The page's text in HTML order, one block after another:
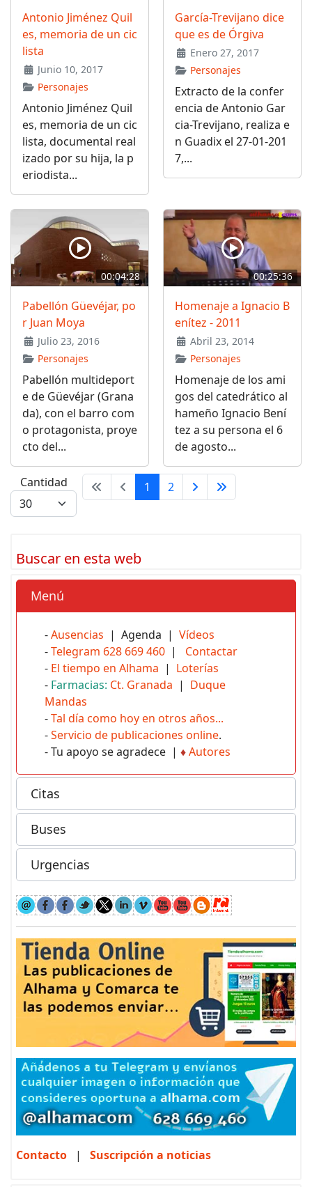
Antonio Jiménez Quil
es, memoria de un cic
lista
Junio 10, 2017
Personajes
Antonio Jiménez Quil
es, memoria de un cic
lista, documental real
izado por su hija, la p
eriodista...
García-Trevijano dice
que es de Órgiva
Enero 27, 2017
Personajes
Extracto de la confer
encia de Antonio Gar
cia-Trevijano, realiza e
n Guadix el 27-01-201
7,...
00:04:28
Pabellón Güevéjar, po
r Juan Moya
Julio 23, 2016
Personajes
Pabellón multideport
e de Güevéjar (Grana
da), con el barro com
o protagonista, proye
cto del...
00:25:36
Homenaje a Ignacio B
enítez - 2011
Abril 23, 2014
Personajes
Homenaje de los ami
gos del catedrático al
hameño Ignacio Bení
tez a su persona el 6
de agosto...
Cantidad 1 2
Buscar en esta web
Menú
-Ausencias | Agenda | Vídeos
-Telegram 628 669 460 | Contactar
- El tiempo en Alhama | Loterías
- Farmacias: Ct. Granada | Duque
Mandas
-Tal día como hoy en otros años...
-Servicio de publicaciones online.
- Tu apoyo se agradece | ♦Autores
Citas
Buses
Urgencias
Contacto | Suscripción a noticias